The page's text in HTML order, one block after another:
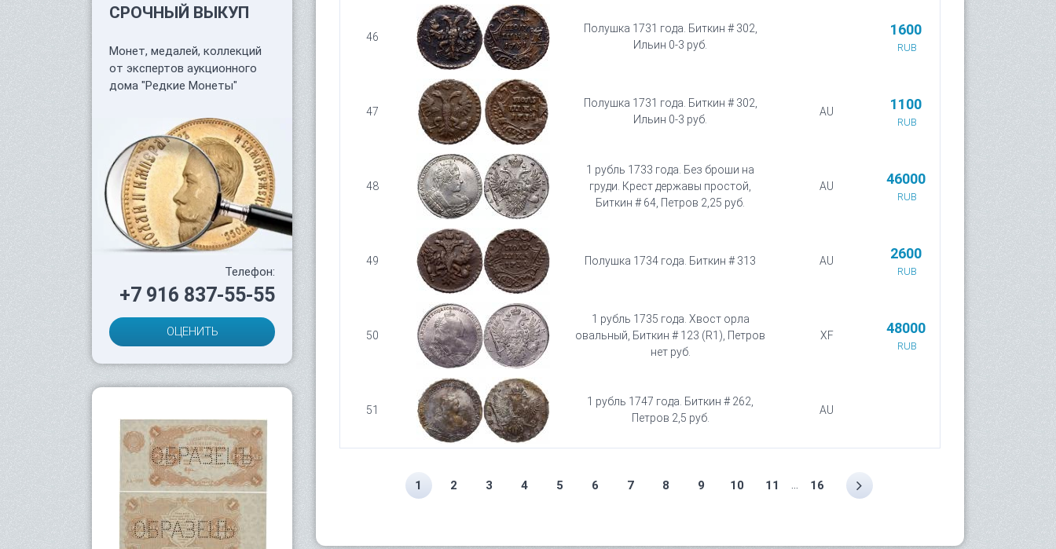
СРОЧНЫЙ ВЫКУП
Монет, медалей, коллекций
от экспертов аукционного
дома "Редкие Монеты"
Телефон:
+7 916 837-55-55
ОЦЕНИТЬ
46
Полушка 1731 года. Биткин # 302,
Ильин 0-3 руб.
1600
RUB
47
Полушка 1731 года. Биткин # 302,
Ильин 0-3 руб.
AU 1100
RUB
48
1 рубль 1733 года. Без броши на
груди. Крест державы простой,
Биткин # 64, Петров 2,25 руб.
AU 46000
RUB
49 Полушка 1734 года. Биткин # 313 AU 2600
RUB
50
1 рубль 1735 года. Хвост орла
овальный, Биткин # 123 (R1), Петров
нет руб.
XF 48000
RUB
51
1 рубль 1747 года. Биткин # 262,
Петров 2,5 руб.
AU
1 2 3 4 5 6 7 8 9 10 11 16